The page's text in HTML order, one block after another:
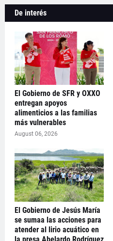
De interés
El Gobierno de SFR y OXXO
entregan apoyos
alimenticios a las familias
más vulnerables
August 06, 2026
El Gobierno de Jesús María
se sumaa las acciones para
atender al lirio acuático en